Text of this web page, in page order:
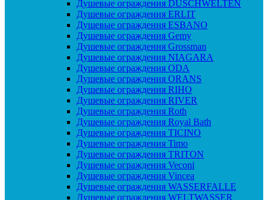
Душевые ограждения DUSCHWELTEN
Душевые ограждения ERLIT
Душевые ограждения ESBANO
Душевые ограждения Gemy
Душевые ограждения Grossman
Душевые ограждения NIAGARA
Душевые ограждения ODA
Душевые ограждения ORANS
Душевые ограждения RIHO
Душевые ограждения RIVER
Душевые ограждения Roth
Душевые ограждения Royal Bath
Душевые ограждения TICINO
Душевые ограждения Timo
Душевые ограждения TRITON
Душевые ограждения Veconi
Душевые ограждения Vincea
Душевые ограждения WASSERFALLE
Душевые ограждения WELTWASSER